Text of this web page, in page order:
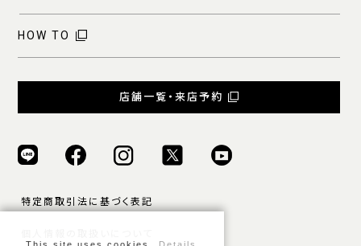
HOW TO
店舗一覧・来店予約
特定商取引法に基づく表記